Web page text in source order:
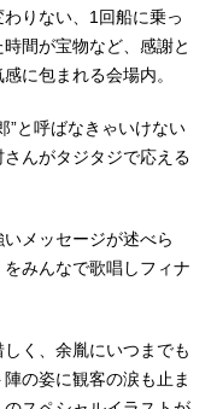
りない、1回船に乗っ
間が宝物など、感謝と
に包まれる会場内。
”と呼ばなきゃいけない
んがタジタジで応える
メッセージが述べら
みんなで歌唱しフィナ
く、余胤にいつまでも
の姿に観客の涙も止ま